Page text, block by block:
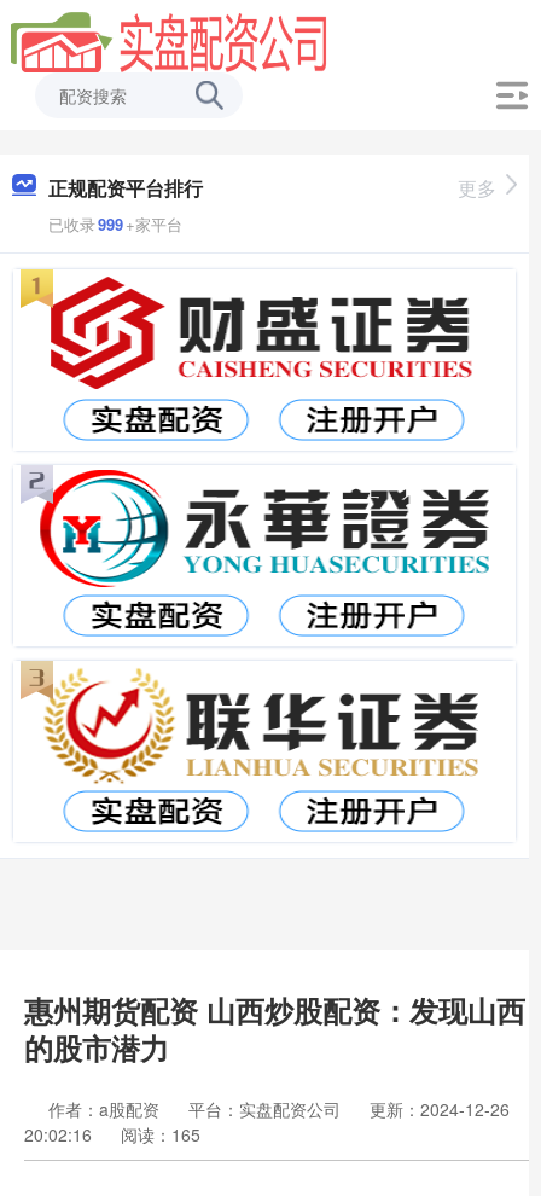
正规配资平台排行
已收录999+家平台
更多
惠州期货配资 山西炒股配资：发现山西
的股市潜力
作者：a股配资 平台：实盘配资公司
更新：2024-12-26
20:02:16
阅读：165